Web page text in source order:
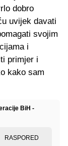
dobro
uvijek davati
svojim
i
primjer i
kako sam
BiH -
RASPORED